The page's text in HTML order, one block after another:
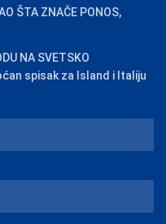
ŠTA ZNAČE PONOS,
NA SVETSKO
spisak za Island i Italiju